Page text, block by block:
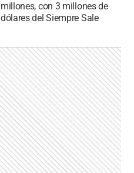
millones, con 3 millones de
dólares del Siempre Sale